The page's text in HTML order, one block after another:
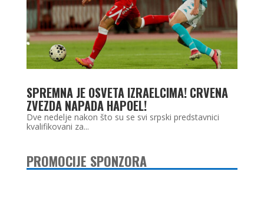
SPREMNA JE OSVETA IZRAELCIMA! CRVENA
ZVEZDA NAPADA HAPOEL!
Dve nedelje nakon što su se svi srpski predstavnici
kvalifikovani za...
PROMOCIJE SPONZORA